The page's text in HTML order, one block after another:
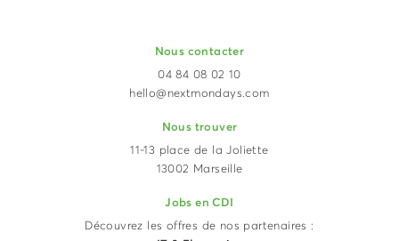
Nous contacter
04 84 08 02 10
hello@nextmondays.com
Nous trouver
11-13 place de la Joliette
13002 Marseille
Jobs en CDI
Découvrez les offres de nos partenaires :